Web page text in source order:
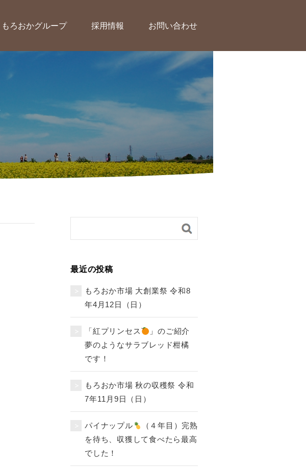
もろおかグループ 採用情報 お問い合わせ
最近の投稿
もろおか市場 大創業祭 令和8
年4月12日（日）
「紅プリンセス
」のご紹介
夢のようなサラブレッド柑橘
です！
もろおか市場 秋の収穫祭 令和
7年11月9日（日）
パイナップル
（４年目）完熟
を待ち、収獲して食べたら最高
でした！